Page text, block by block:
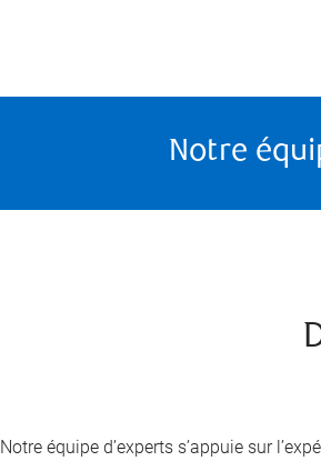
Notre
Notre équipe d’experts s’appuie sur